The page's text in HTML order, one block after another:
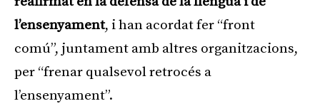
l’ensenyament, i han acordat fer “front
comú”, juntament amb altres organitzacions,
per “frenar qualsevol retrocés a
l’ensenyament”.